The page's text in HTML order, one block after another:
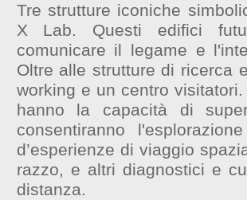
Tre strutture iconiche
X Lab. Questi edifici
comunicare il legame e
Oltre alle strutture di ricerca
working e un centro
hanno la capacità di
consentiranno
d’esperienze di viaggio
razzo, e altri diagnostici e
distanza.